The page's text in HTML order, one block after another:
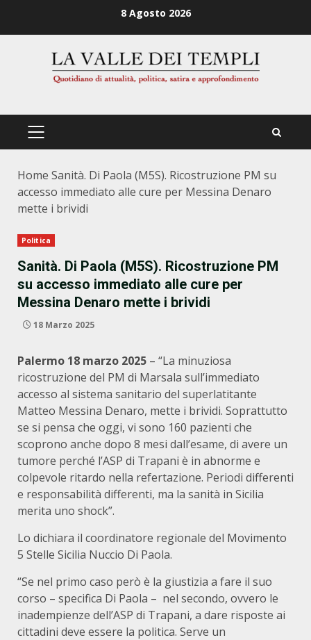
8 Agosto 2026
PRIMÄRES
Home Sanità. Di Paola (M5S). Ricostruzione PM su
accesso immediato alle cure per Messina Denaro
mette i brividi
Politica
Sanità. Di Paola (M5S). Ricostruzione PM
su accesso immediato alle cure per
Messina Denaro mette i brividi
18 Marzo 2025
Palermo 18 marzo 2025 – “La minuziosa
ricostruzione del PM di Marsala sull’immediato
accesso al sistema sanitario del superlatitante
Matteo Messina Denaro, mette i brividi. Soprattutto
se si pensa che oggi, vi sono 160 pazienti che
scoprono anche dopo 8 mesi dall’esame, di avere un
tumore perché l’ASP di Trapani è in abnorme e
colpevole ritardo nella refertazione. Periodi differenti
e responsabilità differenti, ma la sanità in Sicilia
merita uno shock”.
Lo dichiara il coordinatore regionale del Movimento
5 Stelle Sicilia Nuccio Di Paola.
“Se nel primo caso però è la giustizia a fare il suo
corso – specifica Di Paola – nel secondo, ovvero le
inadempienze dell’ASP di Trapani, a dare risposte ai
cittadini deve essere la politica. Serve un